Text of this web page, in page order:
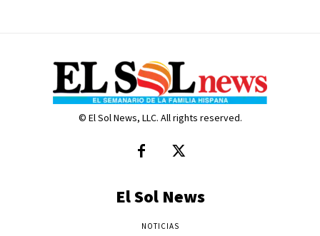
© El Sol News, LLC. All rights reserved.
El Sol News
NOTICIAS